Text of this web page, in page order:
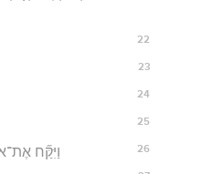
22
23
24
25
26 וַיִּקַּ֞ח